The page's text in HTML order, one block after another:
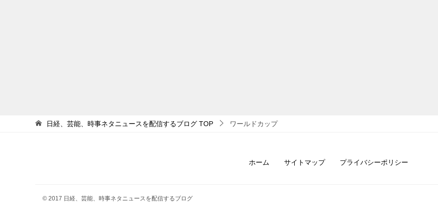
日経、芸能、時事ネタニュースを配信するブログ TOP ワールドカップ
ホーム サイトマップ プライバシーポリシー
© 2017 日経、芸能、時事ネタニュースを配信するブログ